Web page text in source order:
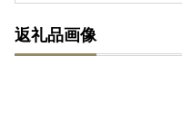
返礼品画像